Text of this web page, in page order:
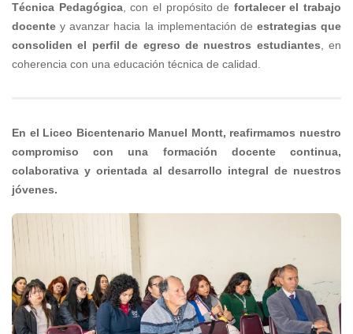
Técnica Pedagógica, con el propósito de fortalecer el trabajo
docente y avanzar hacia la implementación de estrategias que
consoliden el perfil de egreso de nuestros estudiantes , en
coherencia con una educación técnica de calidad.
En el Liceo Bicentenario Manuel Montt, reafirmamos nuestro
compromiso con una formación docente continua,
colaborativa y orientada al desarrollo integral de nuestros
jóvenes.